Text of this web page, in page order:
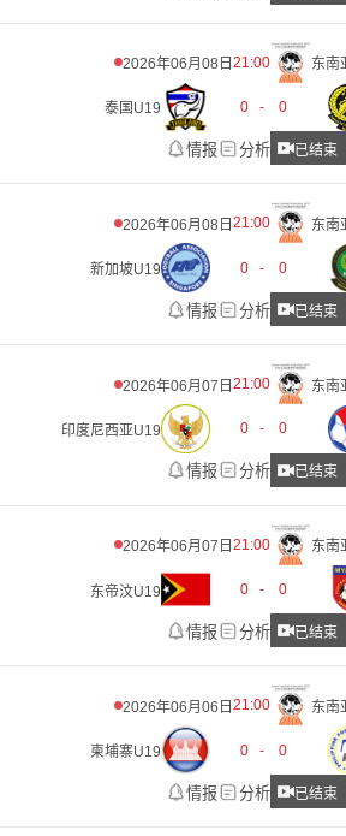
2026年06月08日 21:00 东南
泰国U19 0 - 0
情报 分析 已结束
2026年06月08日 21:00 东南
新加坡U19 0 - 0
情报 分析 已结束
2026年06月07日 21:00 东南
印度尼西亚U19 0 - 0
情报 分析 已结束
2026年06月07日 21:00 东南
东帝汶U19 0 - 0
情报 分析 已结束
2026年06月06日 21:00 东南
柬埔寨U19 0 - 0
情报 分析 已结束